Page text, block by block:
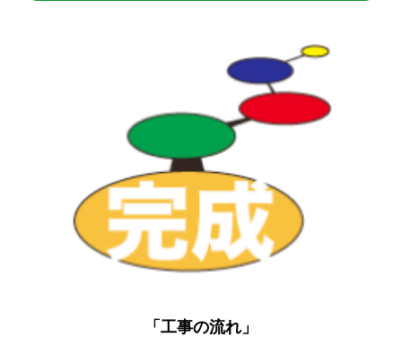
「工事の流れ」